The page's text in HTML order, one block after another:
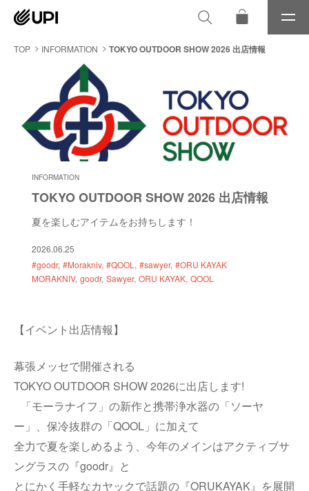
メ
ニ
TOP INFORMATION TOKYO OUTDOOR SHOW 2026 出店情報
INFORMATION
TOKYO OUTDOOR SHOW 2026 出店情報
夏を楽しむアイテムをお持ちします！
2026.06.25
#goodr #Morakniv #QOOL #sawyer #ORU KAYAK
MORAKNIV goodr Sawyer ORU KAYAK QOOL
【イベント出店情報】
幕張メッセで開催される
TOKYO OUTDOOR SHOW 2026に出店します!
「モーラナイフ」の新作と携帯浄水器の「ソーヤ
ー」、保冷抜群の「QOOL」に加えて
全力で夏を楽しめるよう、今年のメインはアクティブサ
ングラスの『goodr』と
とにかく手軽なカヤックで話題の『ORUKAYAK』を展開